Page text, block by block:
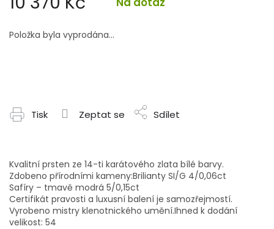
cena:
Položka byla vyprodána…
Tisk Zeptat se Sdílet
Kvalitní prsten ze 14-ti karátového zlata bílé barvy.
Zdobeno přírodními kameny:Brilianty SI/G 4/0,06ct
Safíry – tmavě modrá 5/0,15ct
Certifikát pravosti a luxusní balení je samozřejmostí.
Vyrobeno mistry klenotnického umění.Ihned k dodání
velikost: 54